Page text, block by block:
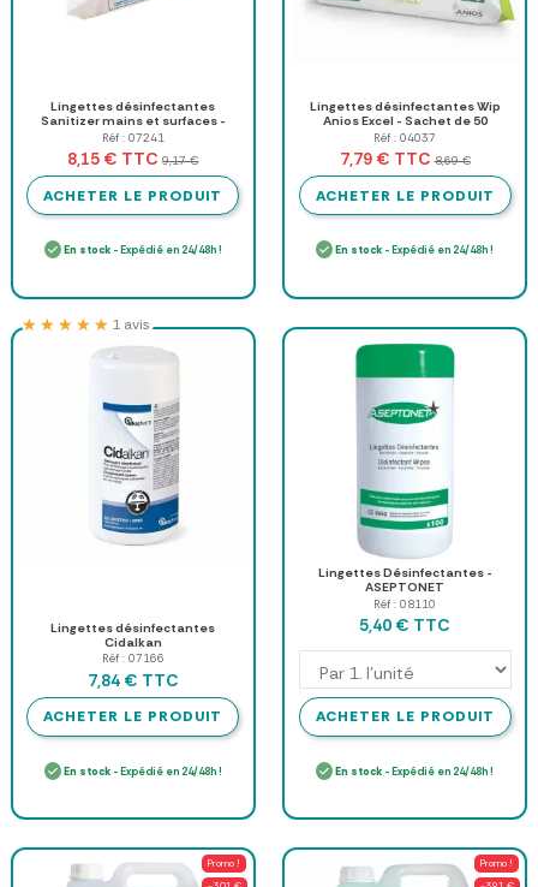
Lingettes désinfectantes
Sanitizer mains et surfaces -
Paquet de 80
Réf : 07241
8,15 € TTC 9,17 €
ACHETER LE PRODUIT
En stock- Expédié en 24/48h !
Lingettes désinfectantes Wip
Anios Excel - Sachet de 50
Réf : 04037
7,79 € TTC 8,69 €
ACHETER LE PRODUIT
En stock - Expédié en 24/48h !
Lingettes désinfectantes
Cidalkan
Réf : 07166
★★★★★
★★★★★ 1 avis
7,84 € TTC
ACHETER LE PRODUIT
En stock- Expédié en 24/48h !
Lingettes Désinfectantes -
ASEPTONET
Réf : 08110
5,40 € TTC
ACHETER LE PRODUIT
En stock - Expédié en 24/48h !
Promo !
Promo !